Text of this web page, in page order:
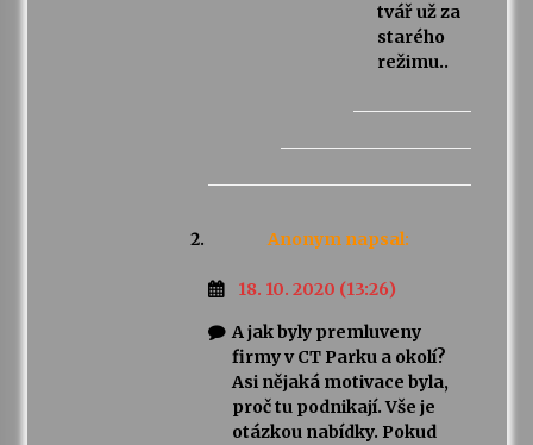
tvář už za
starého
režimu..
Anonym napsal:
18. 10. 2020 (13:26)
A jak byly premluveny
firmy v CT Parku a okolí?
Asi nějaká motivace byla,
proč tu podnikají. Vše je
otázkou nabídky. Pokud